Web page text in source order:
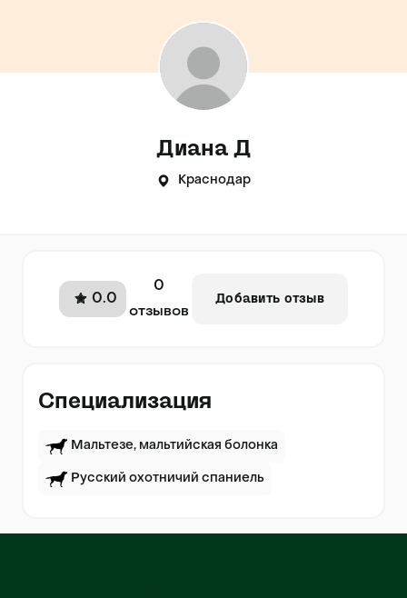
Диана Д
Краснодар
0.0
0
отзывов
Добавить отзыв
Специализация
Мальтезе, мальтийская болонка
Русский охотничий спаниель